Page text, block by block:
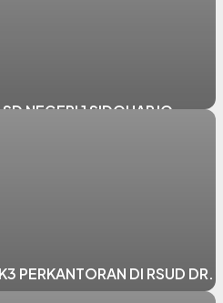
NEGERI 1 SIDOHARJO
PERKANTORAN DI RSUD DR.